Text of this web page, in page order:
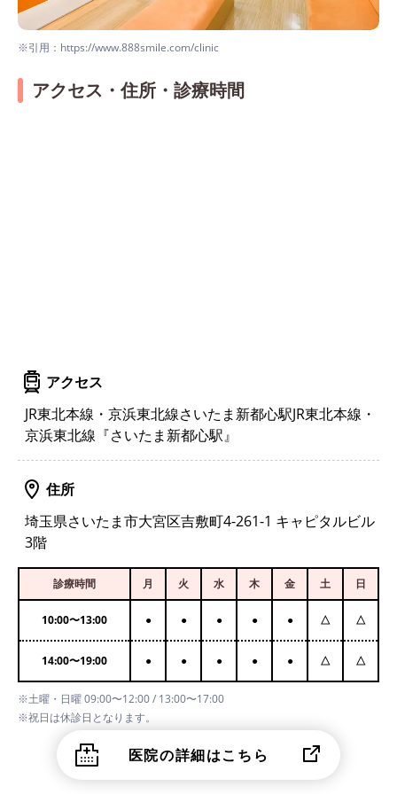
※引用：https://www.888smile.com/clinic
アクセス・住所・診療時間
アクセス
JR東北本線・京浜東北線さいたま新都心駅JR東北本線・
京浜東北線『さいたま新都心駅』
住所
埼玉県さいたま市大宮区吉敷町4-261-1 キャピタルビル
3階
診療時間 月 火 水 木 金 土 日
10:00〜13:00 ● ● ● ● ● △ △
14:00〜19:00 ● ● ● ● ● △ △
※土曜・日曜 09:00〜12:00 / 13:00〜17:00
※祝日は休診日となります。
医院の詳細はこちら